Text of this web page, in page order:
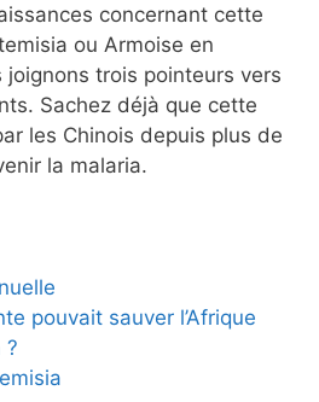
concernant cette
ou Armoise en
trois pointeurs vers
Sachez déjà que cette
les Chinois depuis plus de
la malaria.
pouvait sauver l’Afrique
?